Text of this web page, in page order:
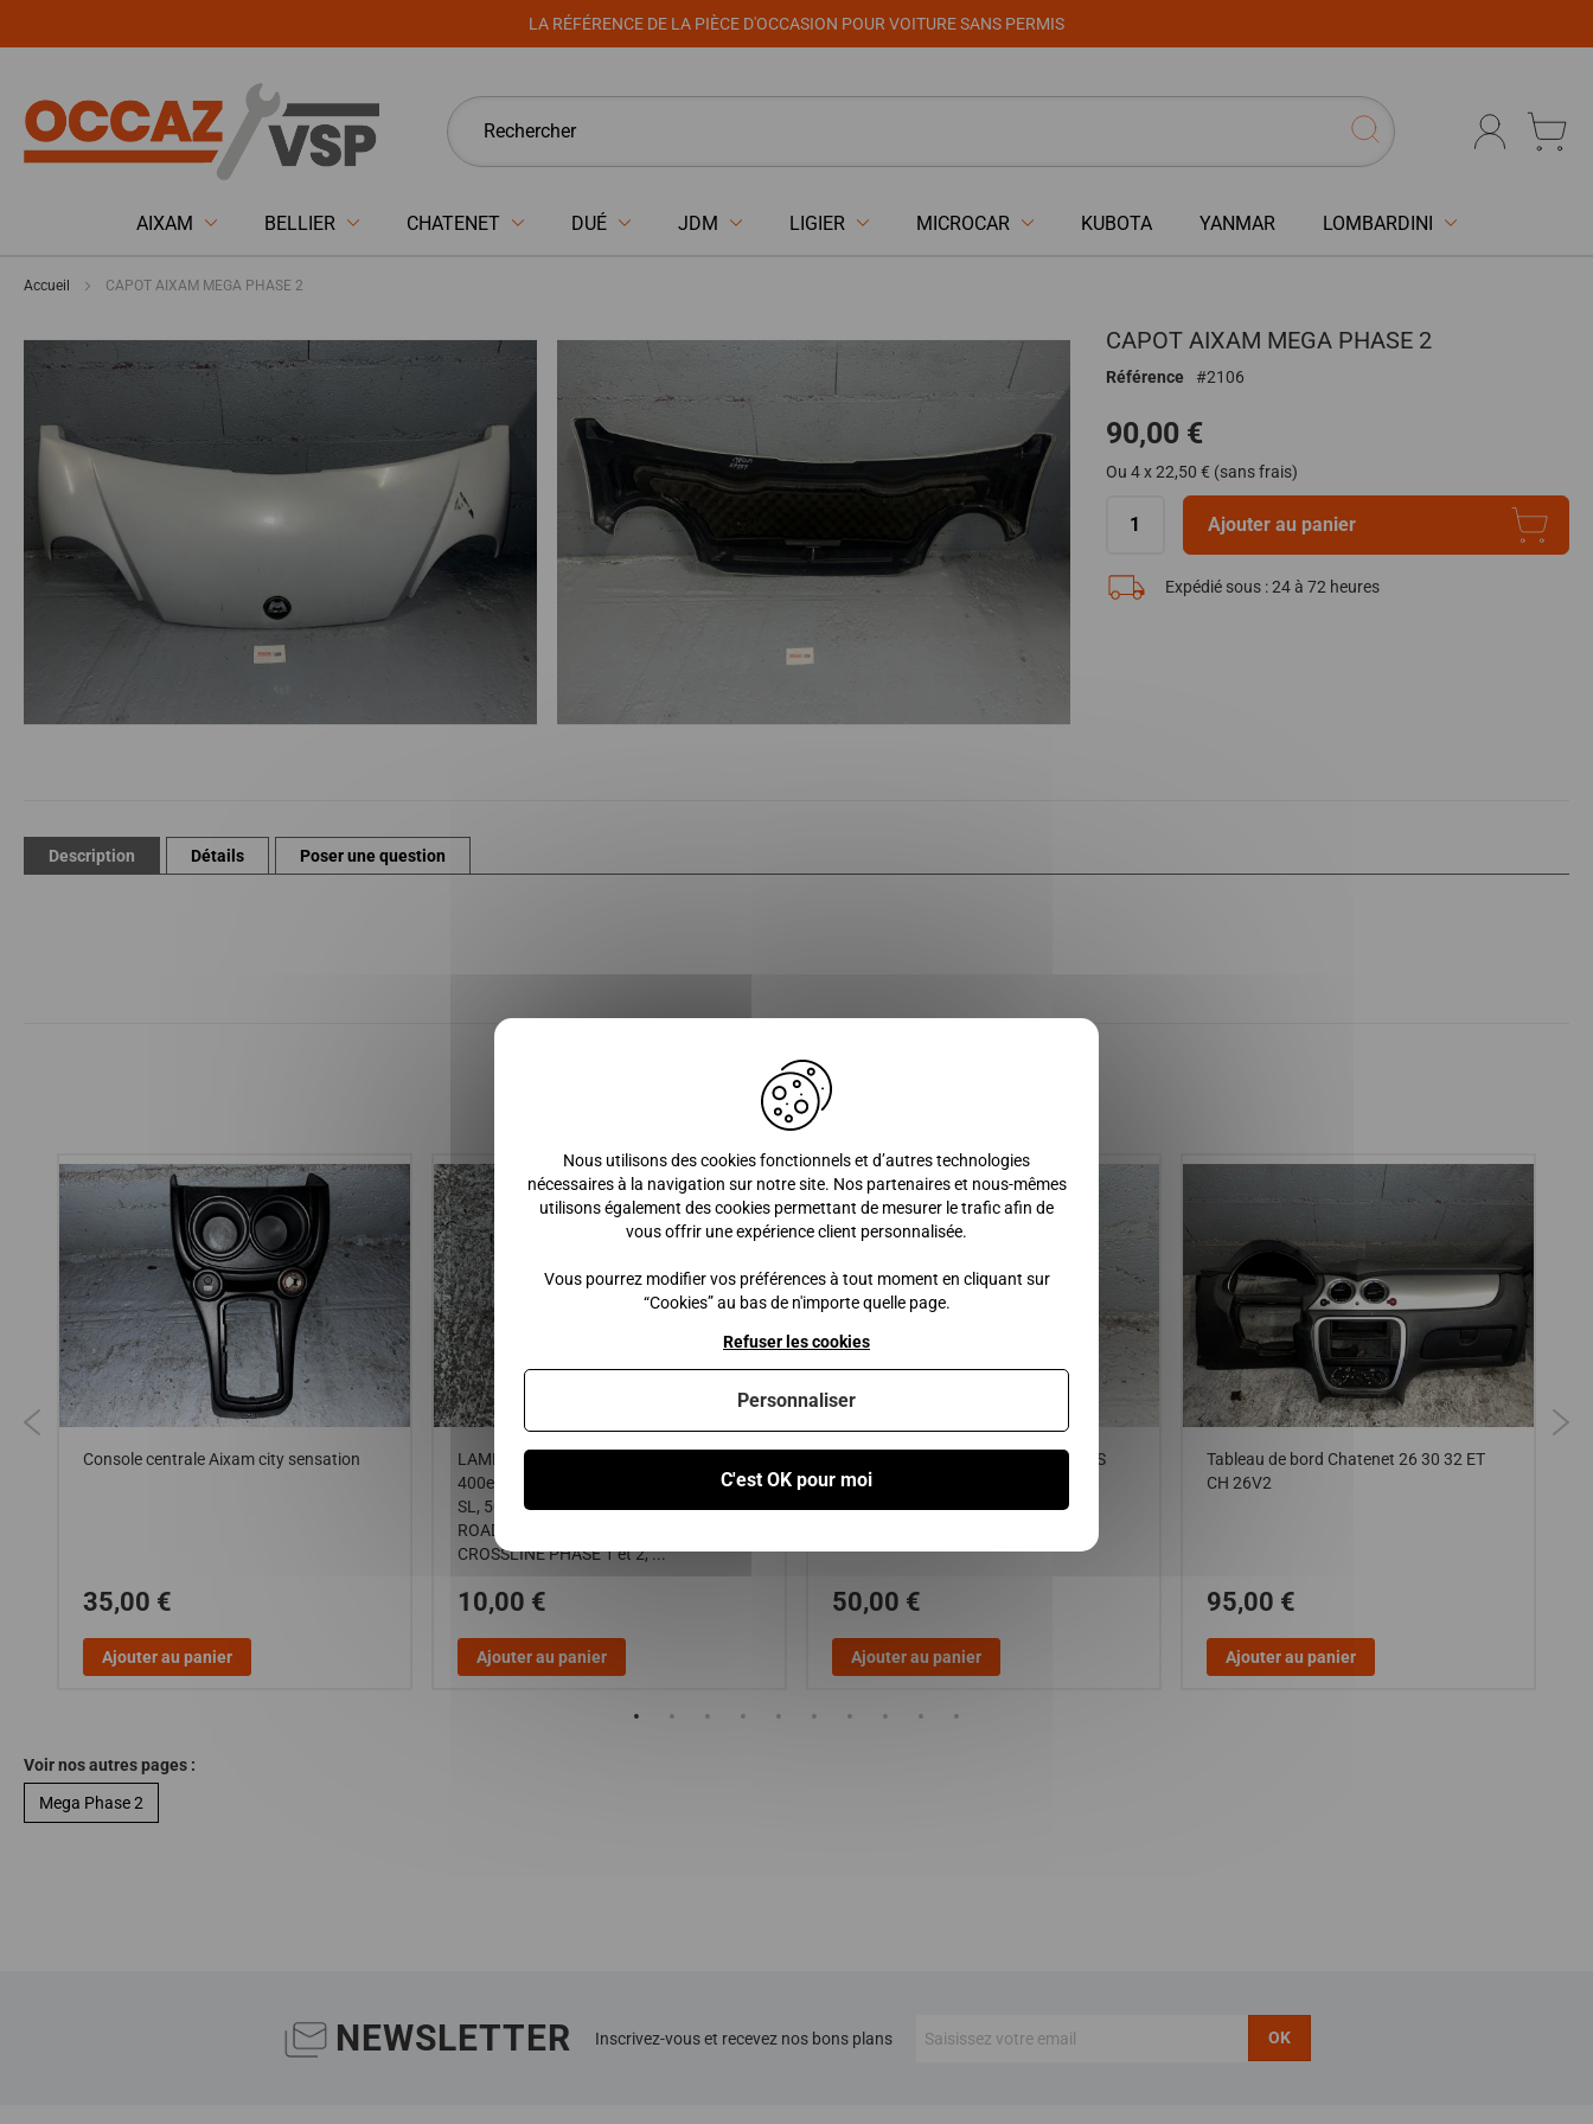
LA RÉFÉRENCE DE LA PIÈCE D'OCCASION POUR VOITURE SANS PERMIS
AIXAM BELLIER CHATENET DUÉ JDM LIGIER MICROCAR KUBOTA YANMAR LOMBARDINI
Accueil CAPOT AIXAM MEGA PHASE 2
Passer
galerie
CAPOT AIXAM MEGA PHASE 2
Référence 2106
90,00 €
Ou 4 x 22,50 € (sans frais)
Ajouter au panier
Expédié sous :24 à 72 heures
Description Détails Poser une question
Produits similaires
Console centrale Aixam city sensation
35,00 €
Ajouter au panier
LAMPE/LUMIERE D'INTERIEUR AIXAM
400evo, 400S, 400L, 400S-L, 400.4, 500-
SL, 500.4, 500.5, A721, A741, A751, CITY,
ROADLINE, COUPE, CROSSLINE,
CROSSLINE PHASE 1 et 2, ...
10,00 €
Ajouter au panier
VOLANT AIXAM TOUS LES MODELES
50,00 €
Ajouter au panier
Tableau de bord Chatenet 26 30 32 ET
CH 26V2
95,00 €
Ajouter au panier
Voir nos autres pages :
Mega Phase 2
NEWSLETTER Inscrivez-vous et recevez nos bons plans OK
Nous utilisons des cookies fonctionnels et d’autres technologies
nécessaires à la navigation sur notre site. Nos partenaires et nous-mêmes
utilisons également des cookies permettant de mesurer le trafic afin de
vous offrir une expérience client personnalisée.
Vous pourrez modifier vos préférences à tout moment en cliquant sur
“Cookies” au bas de n'importe quelle page.
C'est OK pour moi
Refuser les cookies
Personnaliser